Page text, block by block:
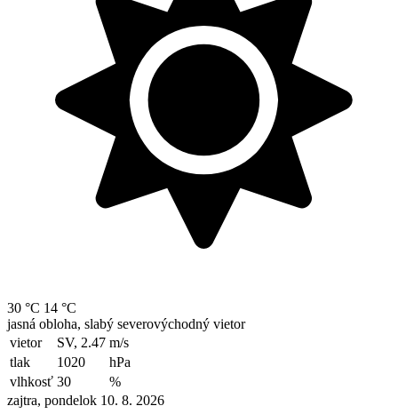
30 °C 14 °C
jasná obloha, slabý severovýchodný vietor
vietor
SV, 2.47 m/s
tlak
1020
hPa
vlhkosť 30
%
zajtra, pondelok 10. 8. 2026